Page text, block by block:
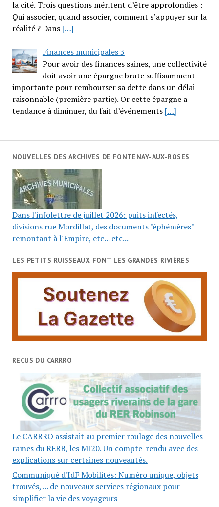
la cité. Trois questions méritent d’être approfondies :
Qui associer, quand associer, comment s’appuyer sur la
réalité ? Dans […]
Finances municipales 3
Pour avoir des finances saines, une collectivité
doit avoir une épargne brute suffisamment
importante pour rembourser sa dette dans un délai
raisonnable (première partie). Or cette épargne a
tendance à diminuer, du fait d’événements […]
NOUVELLES DES ARCHIVES DE FONTENAY-AUX-ROSES
Dans l'infolettre de juillet 2026: puits infectés,
divisions rue Mordillat, des documents "éphémères"
remontant à l'Empire, etc... etc...
LES PETITS RUISSEAUX FONT LES GRANDES RIVIÈRES
RECUS DU CARRRO
Le CARRRO assistait au premier roulage des nouvelles
rames du RERB, les MI20. Un compte-rendu avec des
explications sur certaines nouveautés.
Communiqué d'IdF Mobilités: Numéro unique, objets
trouvés, ... de nouveaux services régionaux pour
simplifier la vie des voyageurs